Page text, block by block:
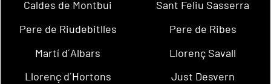
Caldes de Montbui
Sant Feliu Sasserra
Pere de Riudebitlles
Pere de Ribes
Martí d´Albars
Llorenç Savall
Llorenç d´Hortons
Just Desvern